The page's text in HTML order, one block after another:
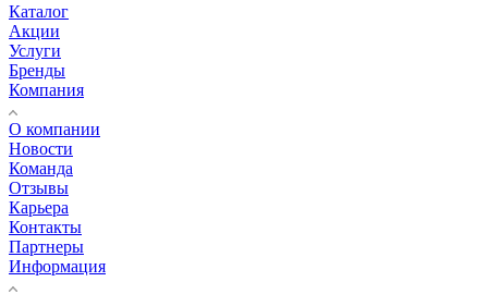
Каталог
Акции
Услуги
Бренды
Компания
О компании
Новости
Команда
Отзывы
Карьера
Контакты
Партнеры
Информация